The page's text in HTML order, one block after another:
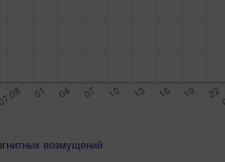
возмущений